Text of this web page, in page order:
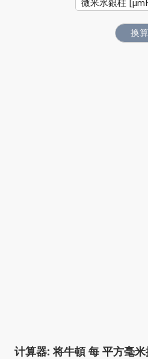
计算器: 将牛頓 每 平方毫